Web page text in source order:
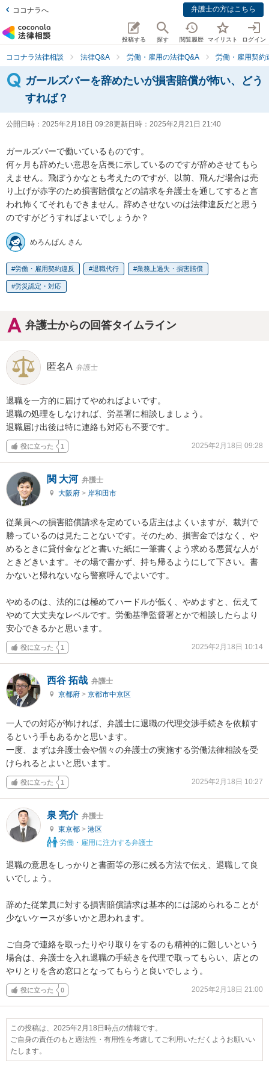
ココナラへ 弁護士の方はこちら
投稿する 探す 閲覧履歴 マイリスト ログイン
ココナラ法律相談 法律Q&A 労働・雇用の法律Q&A 労働・雇用契約
ガールズバーを辞めたいが損害賠償が怖い、どう
すれば？
公開日時： 2025年2月18日 09:28更新日時： 2025年2月21日 21:40
ガールズバーで働いているものです。
何ヶ月も辞めたい意思を店長に示しているのですが辞めさせてもら
えません。飛ぼうかなとも考えたのですが、以前、飛んだ場合は売
り上げが赤字のため損害賠償などの請求を弁護士を通してすると言
われ怖くてそれもできません。辞めさせないのは法律違反だと思う
のですがどうすればよいでしょうか？
めろんぱん さん
労働・雇用契約違反 退職代行 業務上過失・損害賠償
労災認定・対応
弁護士からの回答タイムライン
匿名A 弁護士
退職を一方的に届けてやめればよいです。
退職の処理をしなければ、労基署に相談しましょう。
退職届け出後は特に連絡も対応も不要です。
役に立った 1 2025年2月18日 09:28
関 大河 弁護士
大阪府 > 岸和田市
従業員への損害賠償請求を定めている店主はよくいますが、裁判で
勝っているのは見たことないです。そのため、損害金ではなく、や
めるときに貸付金などと書いた紙に一筆書くよう求める悪質な人が
ときどきいます。その場で書かず、持ち帰るようにして下さい。書
かないと帰れないなら警察呼んでよいです。
やめるのは、法的には極めてハードルが低く、やめますと、伝えて
やめて大丈夫なレベルです。労働基準監督署とかで相談したらより
安心できるかと思います。
役に立った 1 2025年2月18日 10:14
西谷 拓哉 弁護士
京都府 > 京都市中京区
一人での対応が怖ければ、弁護士に退職の代理交渉手続きを依頼す
るという手もあるかと思います。
一度、まずは弁護士会や個々の弁護士の実施する労働法律相談を受
けられるとよいと思います。
役に立った 1 2025年2月18日 10:27
泉 亮介 弁護士
東京都 > 港区
労働・雇用に注力する弁護士
退職の意思をしっかりと書面等の形に残る方法で伝え、退職して良
いでしょう。
辞めた従業員に対する損害賠償請求は基本的には認められることが
少ないケースが多いかと思われます。
ご自身で連絡を取ったりやり取りをするのも精神的に難しいという
場合は、弁護士を入れ退職の手続きを代理で取ってもらい、店との
やりとりを含め窓口となってもらうと良いでしょう。
役に立った 0 2025年2月18日 21:00
この投稿は、2025年2月18日時点の情報です。
ご自身の責任のもと適法性・有用性を考慮してご利用いただくようお願いい
たします。